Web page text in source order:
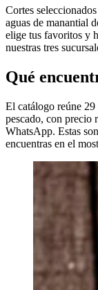
Cortes
aguas de manantial
elige tus favoritos y
nuestras tres
Qué
El catálogo reúne
pescado, con precio
WhatsApp. Estas
encuentras en el